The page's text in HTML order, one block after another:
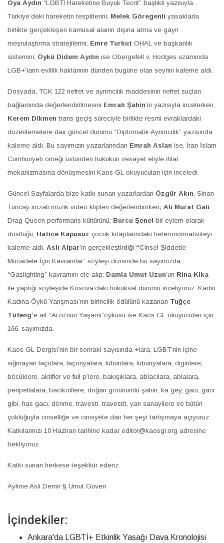
Oya Aydın “LGBTI Hareketine Buyuk Tecrit” başlıklı yazısıyla
Türkiye’deki hareketin tespitlerini; Melek Göregenli yasaklarla
birlikte gerçekleşen kamusal alanın dışına atma ve gayrı
meşrulaştırma stratejilerini; Emre Turkut OHAL ve başkanlık
sistemini; Öykü Didem Aydın ise Obergefell v. Hodges uzamında
LGB+’ların evlilik haklarının dünden bugüne olan seyrini kaleme aldı.
Dosyada, TCK 122 nefret ve ayrımcılık maddesinin nefret suçları
bağlamında değerlendirilmesini Emrah Şahin’in yazısıyla incelerken,
Kerem Dikmen trans geçiş süreciyle birlikte resmi evraklardaki
düzenlemelere dair güncel durumu “Diplomatik Ayrımcılık” yazısında
kaleme aldı. Bu sayımızın yazarlarından Emrah Aslan ise, İran İslam
Cumhuriyeti örneği üstünden hukukun vesayet eliyle ihlal
mekanizmasına dönüşmesini Kaos GL okuyucuları için inceledi.
Güncel Sayfalarda bize katkı sunan yazarlardan Özgür Akın , Sinan
Tuncay imzalı müzik video klipleri değerlendirirken; Ali Murat Gali
Drag Queen performans kültürünü; Burcu Şenel bir eylem olarak
dostluğu; Hatice Kapusuz çocuk kitaplarındaki heteronormativiteyi
kaleme aldı. Aslı Alpar’ın gerçekleştirdiği “Cinsel Şiddetle
Mücadele İçin Kavramlar” söyleşi dizisinde bu sayımızda
“Gaslighting” kavramını ele alıp; Damla Umut Uzun’un Rina Kika
ile yaptığı söyleşide Kosova’daki hukuksal durumu inceliyoruz. Kadın
Kadına Öykü Yarışması’nın birincilik ödülünü kazanan Tuğçe
Tüfeng’e ait “Arzu’nun Yaşamı”öyküsü ise Kaos GL okuyucuları için
166. sayımızda.
Kaos GL Dergisi’nin bir sonraki sayısında +lara, LGBT’nin içine
sığmayan laçolara, laçonyalara, lubunlara, lubunyalara, diginlere,
böcüklere, aktifler ve full p’lere, bakışıklara, ablacılara, ablalara,
peripellalara, bacıkolilere, doğan görünümlü şahin, ka gey, gacı, gacı
gibi, has gacı, dönme, travesti, travestit, yan sanayilere ve bütün
çokluğuyla cinselliğe ve cinsiyete dair her şeyi tartışmaya açıyoruz.
Katkılarınızı 10 Haziran tarihine kadar editor@kaosgl.org adresine
bekliyoruz.
Katkı sunan herkese teşekkür ederiz.
Aylime Aslı Demir § Umut Güven
İçindekiler:
Ankara'da LGBTİ+ Etkinlik Yasağı Dava Kronolojisi